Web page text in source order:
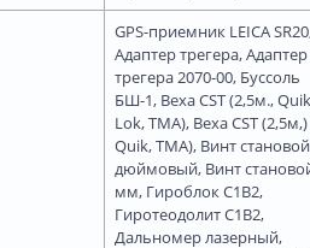
GPS-приемник LEICA
Адаптер трегера, Адаптер
трегера 2070-00, Буссоль
БШ-1, Веха CST (2,5м.,
Lok, TMA), Веха CST (2,5м,)
Quik, TMA), Винт становой
дюймовый, Винт
мм, Гироблок С1В2,
Гиротеодолит С1В2,
Дальномер лазерный,